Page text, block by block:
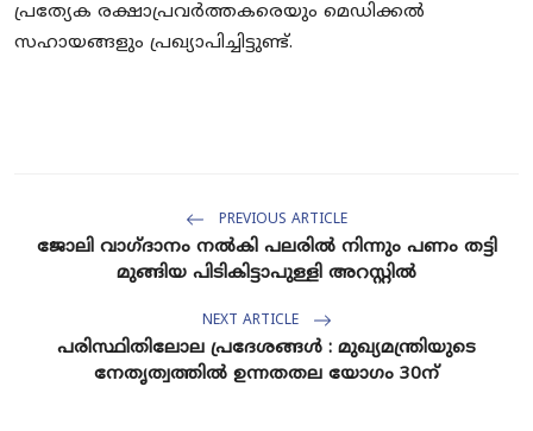
പ്രത്യേക രക്ഷാപ്രവർത്തകരെയും മെഡിക്കൽ
സഹായങ്ങളും പ്രഖ്യാപിച്ചിട്ടുണ്ട്.
PREVIOUS ARTICLE
ജോലി വാഗ്ദാനം നൽകി പലരിൽ നിന്നും പണം തട്ടി
മുങ്ങിയ പിടികിട്ടാപുള്ളി അറസ്റ്റിൽ
NEXT ARTICLE
പരിസ്ഥിതിലോല പ്രദേശങ്ങൾ : മുഖ്യമന്ത്രിയുടെ
നേതൃത്വത്തിൽ ഉന്നതതല യോഗം 30ന്